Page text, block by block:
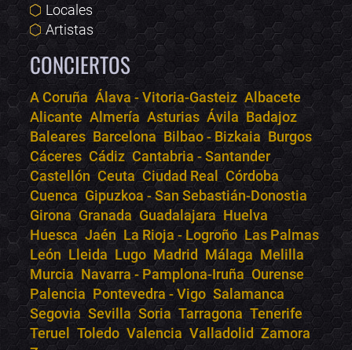
Locales
Artistas
CONCIERTOS
A Coruña Álava - Vitoria-Gasteiz Albacete
Alicante Almería Asturias Ávila Badajoz
Baleares Barcelona Bilbao - Bizkaia Burgos
Cáceres Cádiz Cantabria - Santander
Castellón Ceuta Ciudad Real Córdoba
Cuenca Gipuzkoa - San Sebastián-Donostia
Girona Granada Guadalajara Huelva
Huesca Jaén La Rioja - Logroño Las Palmas
León Lleida Lugo Madrid Málaga Melilla
Murcia Navarra - Pamplona-Iruña Ourense
Palencia Pontevedra - Vigo Salamanca
Segovia Sevilla Soria Tarragona Tenerife
Teruel Toledo Valencia Valladolid Zamora
Bololoco · conciertos.club
Online · Te ayudo a encontrar conciertos